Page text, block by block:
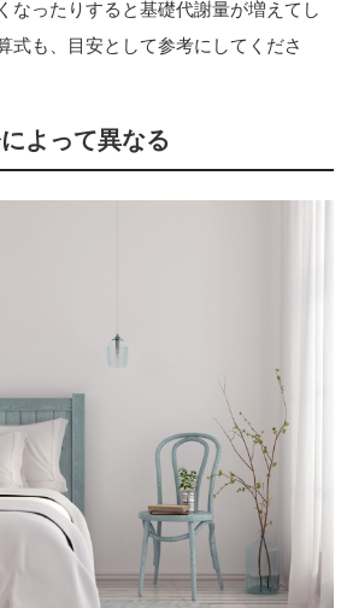
なったりすると基礎代謝量が増えてし
式も、目安として参考にしてくださ
よって異なる